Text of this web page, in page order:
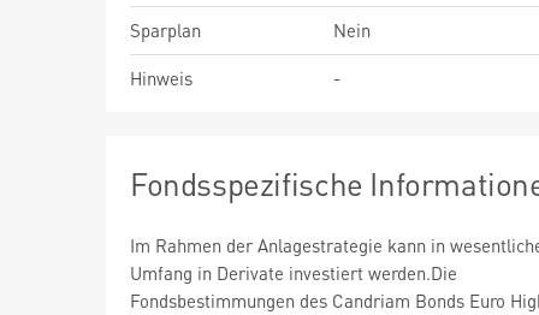
Sparplan
Nein
Hinweis
-
Fondsspezifische
Im Rahmen der Anlagestrategie kann in
Umfang in Derivate investiert werden.Die
Fondsbestimmungen des Candriam Bonds Euro